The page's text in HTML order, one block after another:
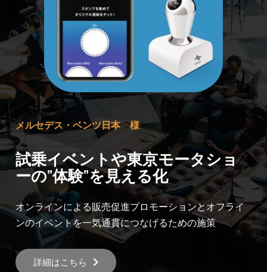
メルセデス・ベンツ日本 様
試乗イベントや東京モータショ
ーの”体験”を見える化
オンラインによる販売促進プロモーションとオフライ
ンのイベントを一気通貫につなげるための施策
詳細はこちら